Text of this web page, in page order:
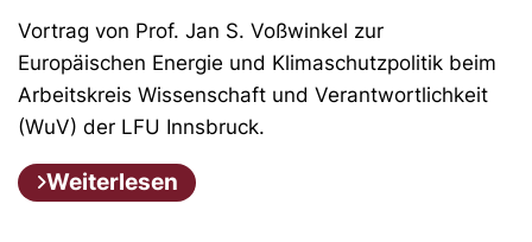
Vortrag von Prof. Jan S. Voßwinkel zur
Europäischen Energie und Klimaschutzpolitik beim
Arbeitskreis Wissenschaft und Verantwortlichkeit
(WuV) der LFU Innsbruck.
Weiterlesen